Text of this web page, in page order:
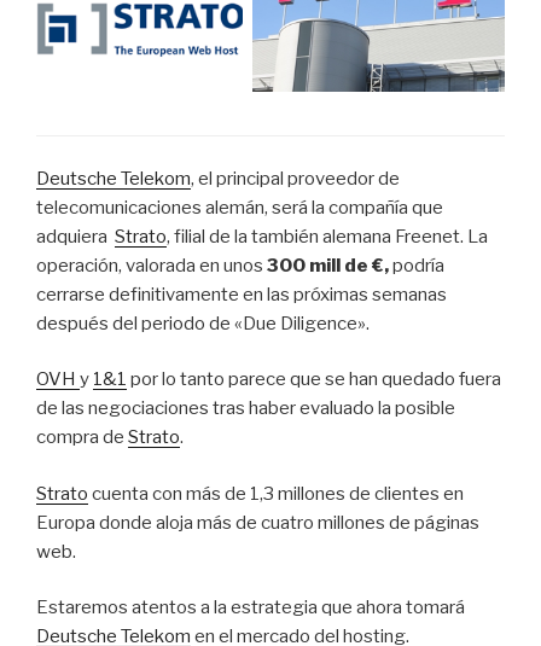
Deutsche Telekom, el principal proveedor de
telecomunicaciones alemán, será la compañía que
adquiera Strato, filial de la también alemana Freenet. La
operación, valorada en unos 300 mill de €,podría
cerrarse definitivamente en las próximas semanas
después del periodo de «Due Diligence».
OVH y 1&1 por lo tanto parece que se han quedado fuera
de las negociaciones tras haber evaluado la posible
compra de Strato.
Strato cuenta con más de 1,3 millones de clientes en
Europa donde aloja más de cuatro millones de páginas
web.
Estaremos atentos a la estrategia que ahora tomará
Deutsche Telekom en el mercado del hosting.